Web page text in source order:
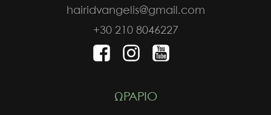
hairidvangelis@gmail.com
+30 210 8046227
ΩΡΑΡΙΟ